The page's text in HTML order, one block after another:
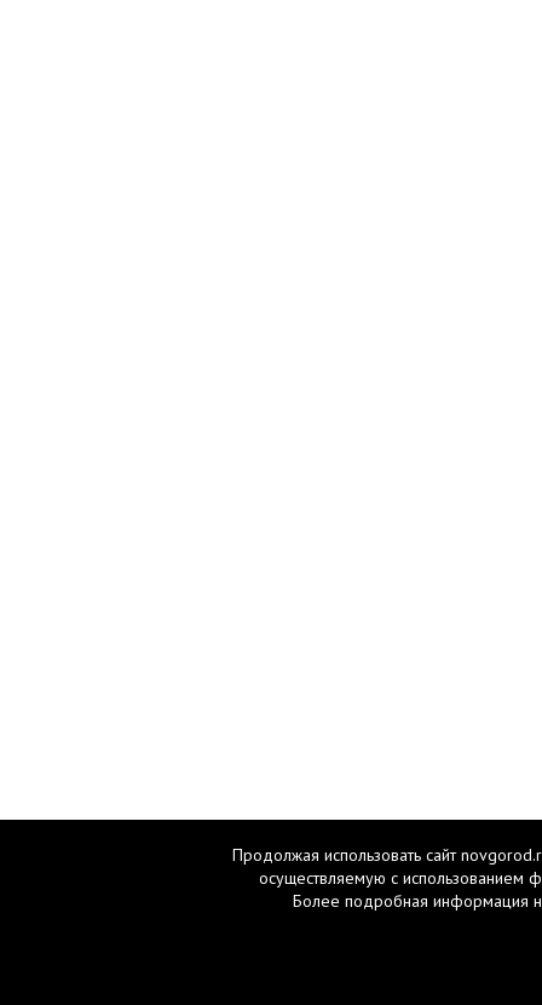
Продолжая использовать сайт
осуществляемую с использованием
Более подробная информация